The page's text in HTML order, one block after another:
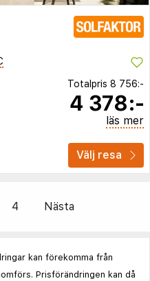
Totalpris 8 756:-
4 378:-
läs mer
Välj resa
4 Nästa
kan förekomma från
Prisförändringen kan då